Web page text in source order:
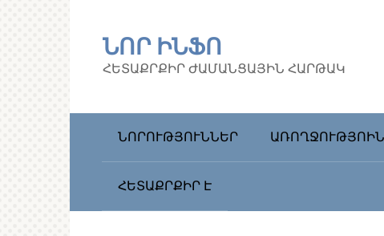
ՆՈՐ ԻՆՖՈ
ՀԵՏԱՔՐՔԻՐ ԺԱՄԱՆՑԱՅԻՆ ՀԱՐԹԱԿ
ՆՈՐՈՒԹՅՈՒՆՆԵՐ ԱՌՈՂՋՈՒԹՅՈԻՆ
ՀԵՏԱՔՐՔԻՐ Է